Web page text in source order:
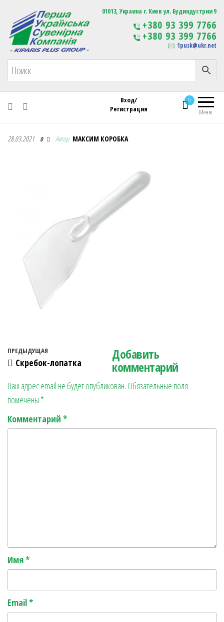
Первая Украинская Сувенирная Компания Изготовление
сувенирной продукции
с логотипом
01013, Украина г. Киев ул. Будиндустрии 9
+380 93 399 7766
+380 93 399 7766
1pusk@ukr.net
Меню
0
Вход/
Регистрация
Первая Украинская Сувенирная Компания
28.03.2021 0 Автор МАКСИМ КОРОБКА
Навигация по записям
Предыдущая запись
ПРЕДЫДУЩАЯ
Скребок-лопатка
Добавить
комментарий
Ваш адрес email не будет опубликован. Обязательные поля
помечены *
Комментарий *
Имя*
Email*